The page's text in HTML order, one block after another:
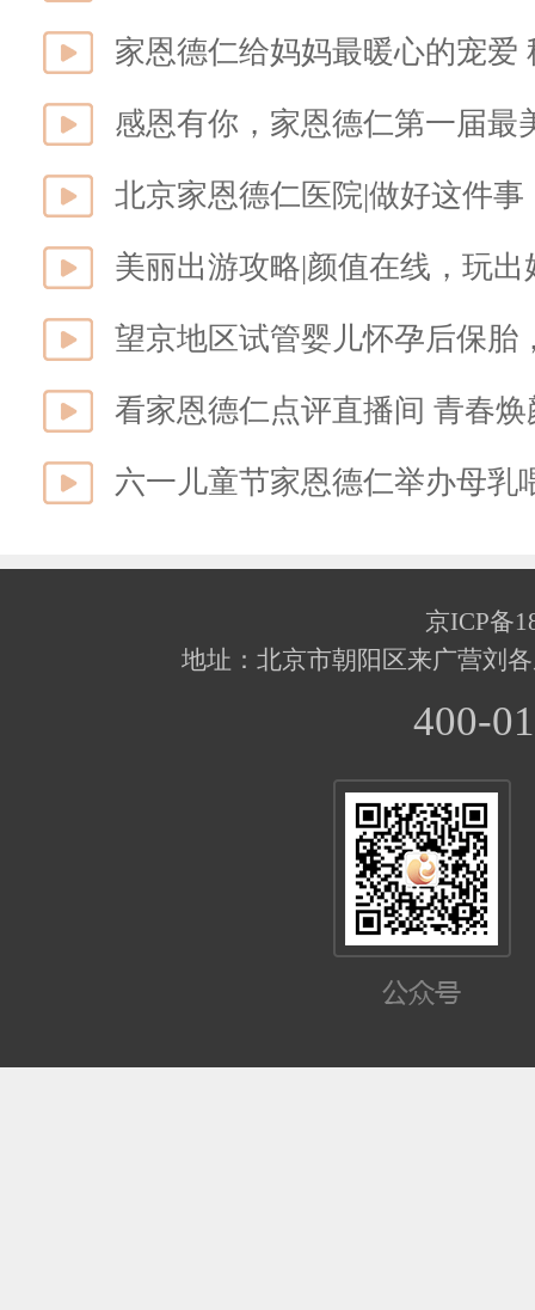
家恩德仁给妈妈最暖心的宠爱
感恩有你，家恩德仁第一届最
北京家恩德仁医院|做好这件
美丽出游攻略|颜值在线，玩出
望京地区试管婴儿怀孕后保胎
看家恩德仁点评直播间 青春
六一儿童节家恩德仁举办母乳
京ICP备
地址：北京市朝阳区来广营刘
400-